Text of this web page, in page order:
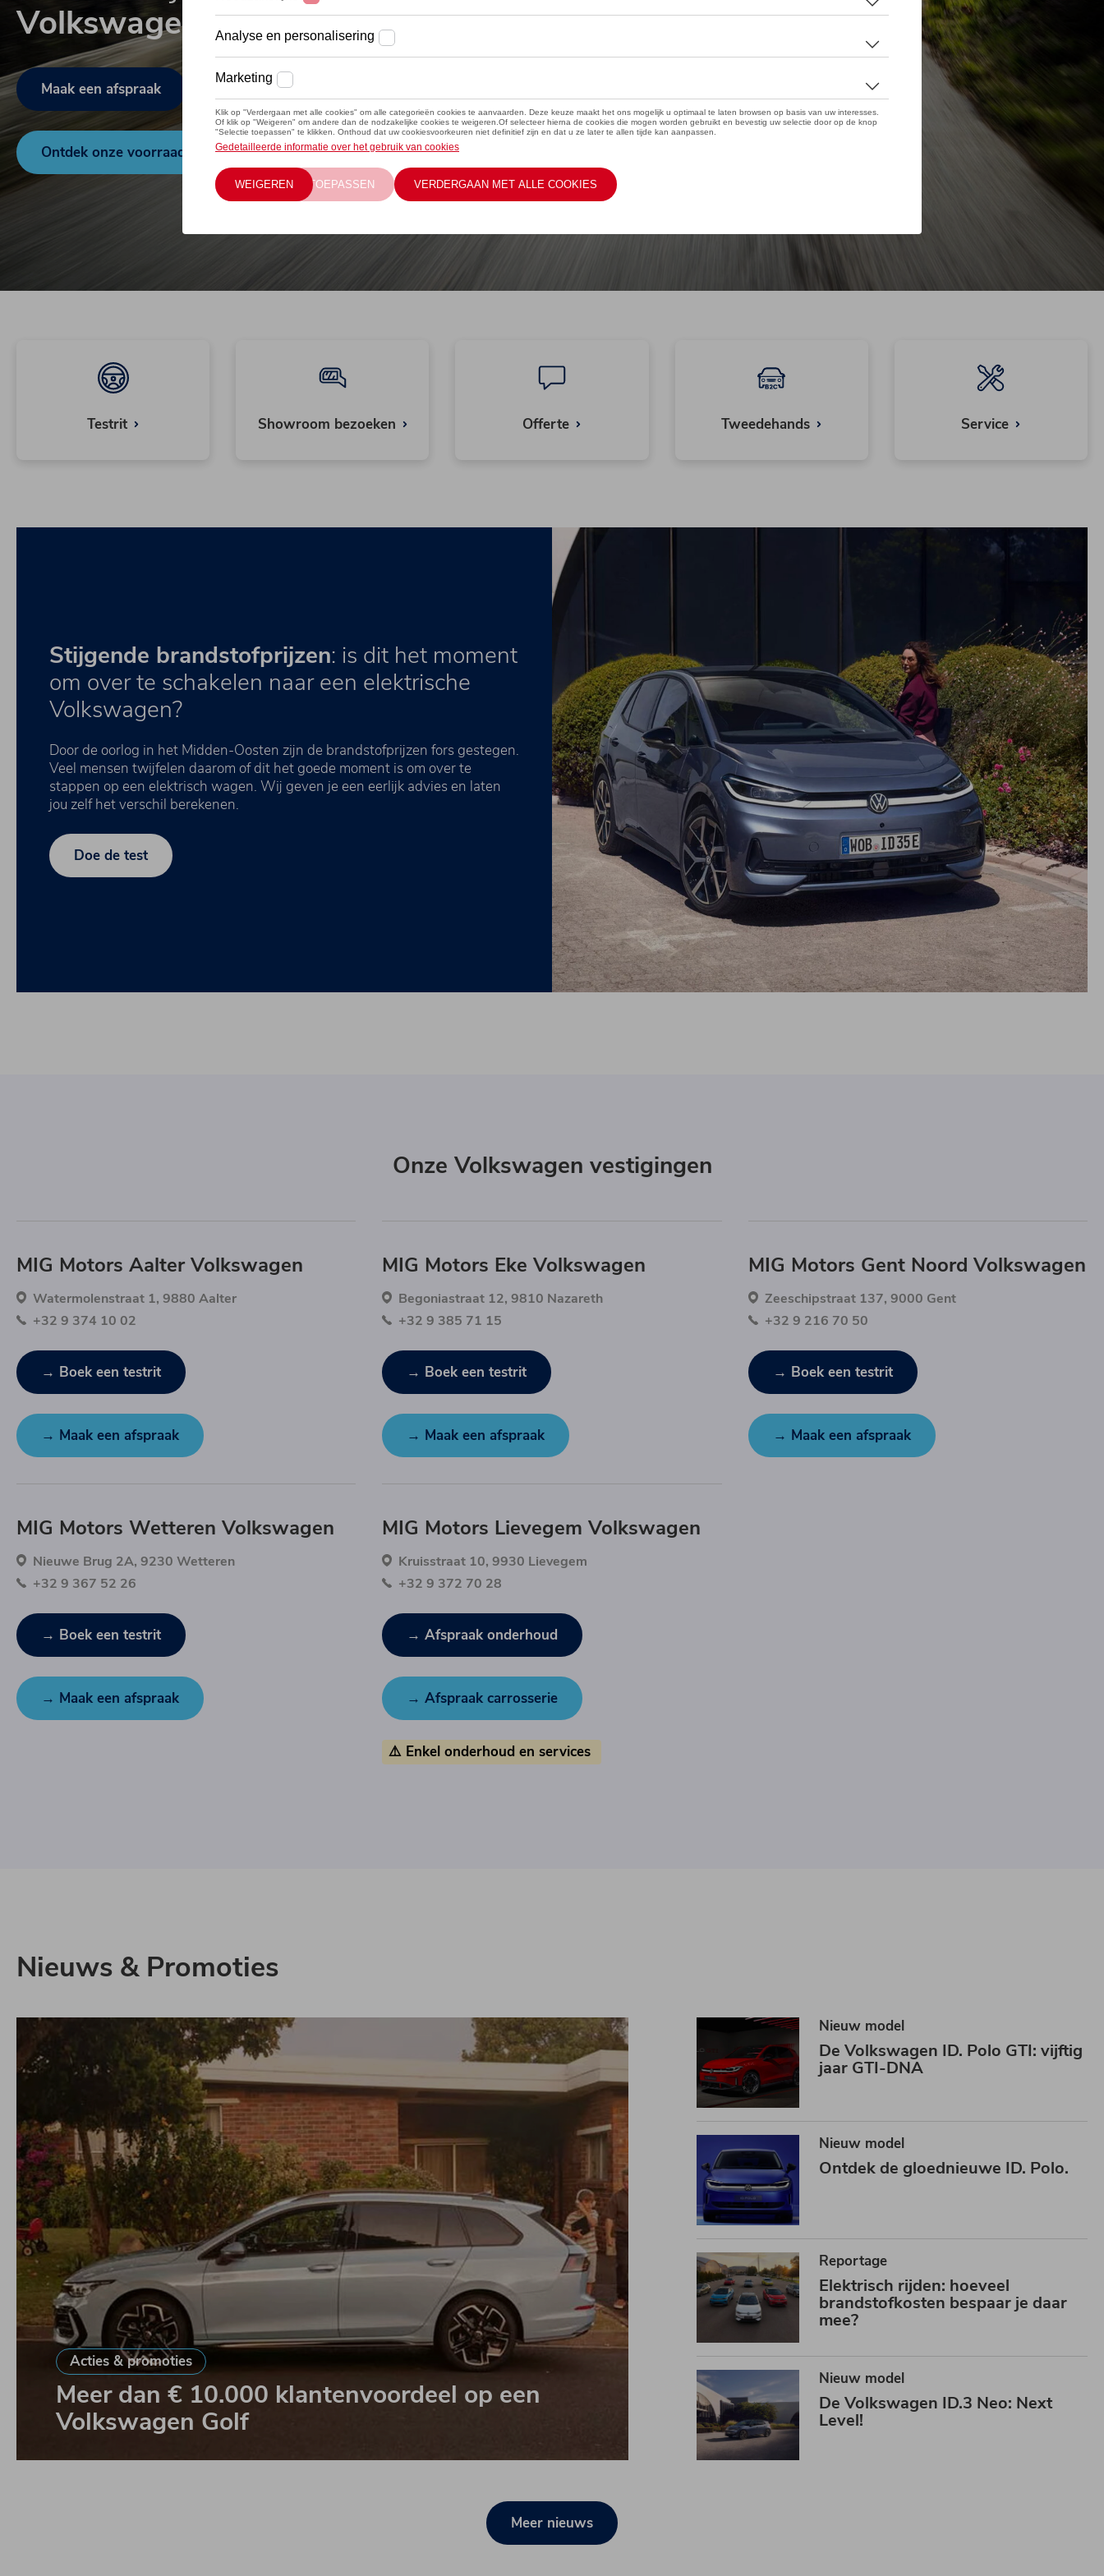
Volkswagen
Maak een afspraak
Ontdek onze voorraad
Testrit Showroom bezoeken Offerte Tweedehands Service
Stijgende brandstofprijzen: is dit het moment
om over te schakelen naar een elektrische
Volkswagen?
Door de oorlog in het Midden-Oosten zijn de brandstofprijzen fors gestegen.
Veel mensen twijfelen daarom of dit het goede moment is om over te
stappen op een elektrisch wagen. Wij geven je een eerlijk advies en laten
jou zelf het verschil berekenen.
Doe de test
Onze Volkswagen vestigingen
MIG Motors Aalter Volkswagen
Watermolenstraat 1, 9880 Aalter
+32 9 374 10 02
→ Boek een testrit
→ Maak een afspraak
MIG Motors Eke Volkswagen
Begoniastraat 12, 9810 Nazareth
+32 9 385 71 15
→ Boek een testrit
→ Maak een afspraak
MIG Motors Gent Noord Volkswagen
Zeeschipstraat 137, 9000 Gent
+32 9 216 70 50
→ Boek een testrit
→ Maak een afspraak
MIG Motors Wetteren Volkswagen
Nieuwe Brug 2A, 9230 Wetteren
+32 9 367 52 26
→ Boek een testrit
→ Maak een afspraak
MIG Motors Lievegem Volkswagen
Kruisstraat 10, 9930 Lievegem
+32 9 372 70 28
→ Afspraak onderhoud
→ Afspraak carrosserie
⚠️ Enkel onderhoud en services
Nieuws & Promoties
Acties & promoties
Meer dan € 10.000 klantenvoordeel op een
Volkswagen Golf
Nieuw model
De Volkswagen ID. Polo GTI: vijftig
jaar GTI-DNA
Nieuw model
Ontdek degloednieuwe ID. Polo.
Reportage
Elektrisch rijden: hoeveel
brandstofkosten bespaar je daar
mee?
Nieuw model
De Volkswagen ID.3 Neo: Next
Level!
Meer nieuws